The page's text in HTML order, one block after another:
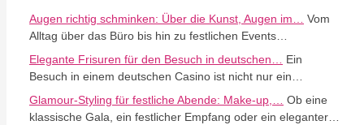
Augen richtig schminken: Über die Kunst, Augen im… Vom
Alltag über das Büro bis hin zu festlichen Events…
Elegante Frisuren für den Besuch in deutschen… Ein
Besuch in einem deutschen Casino ist nicht nur ein…
Glamour-Styling für festliche Abende: Make-up,… Ob eine
klassische Gala, ein festlicher Empfang oder ein eleganter…